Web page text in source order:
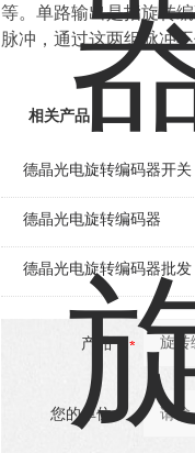
等。单路输出是指旋转
脉冲，通过这两组脉冲
相关产品
德晶光电旋转编码器开关
德晶光电旋转编码器
德晶光电旋转编码器批发
产品：
您的单位：